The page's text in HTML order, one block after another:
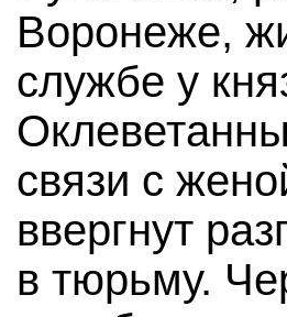
Воронеже,
службе у
связи с
ввергнут
в тюрьму.